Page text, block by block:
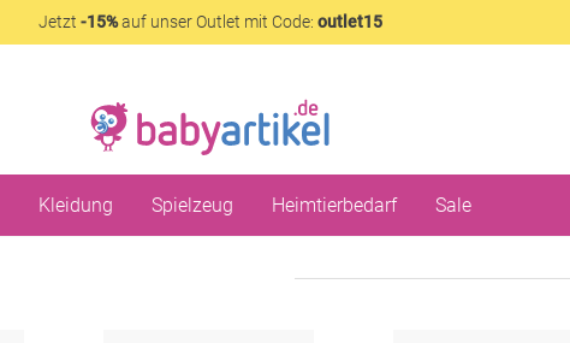
Jetzt -15%auf unser Outlet mit Code: outlet15
Kleidung Spielzeug Heimtierbedarf Sale